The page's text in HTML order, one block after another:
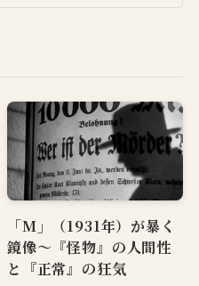
「M」（1931年）が暴く
鏡像〜『怪物』の人間性
と『正常』の狂気